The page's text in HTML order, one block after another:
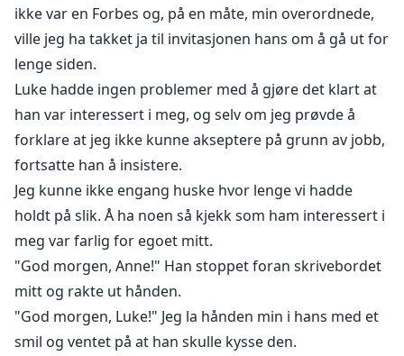
ikke var en Forbes og, på en måte, min overordnede,
ville jeg ha takket ja til invitasjonen hans om å gå ut for
lenge siden.
Luke hadde ingen problemer med å gjøre det klart at
han var interessert i meg, og selv om jeg prøvde å
forklare at jeg ikke kunne akseptere på grunn av jobb,
fortsatte han å insistere.
Jeg kunne ikke engang huske hvor lenge vi hadde
holdt på slik. Å ha noen så kjekk som ham interessert i
meg var farlig for egoet mitt.
"God morgen, Anne!" Han stoppet foran skrivebordet
mitt og rakte ut hånden.
"God morgen, Luke!" Jeg la hånden min i hans med et
smil og ventet på at han skulle kysse den.